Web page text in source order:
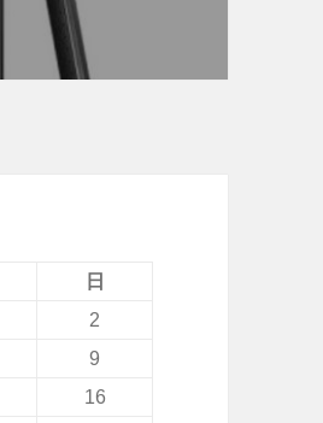
日
2
9
16